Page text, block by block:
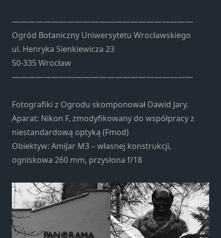
———————————————————————
Ogród Botaniczny Uniwersytetu Wrocławskiego
ul. Henryka Sienkiewicza 23
50-335 Wrocław
———————————————————————
Fotografiki z Ogrodu skomponował Dawid Jary.
Aparat: Nikon F, zmodyfikowany do współpracy z
niestandardową optyką (Fmod)
Obiektyw: AmiJar M3 – własnej konstrukcji,
ogniskowa 260 mm, przysłona f/18